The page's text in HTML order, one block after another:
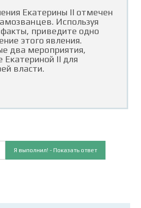
Екатерины II отмечен
Используя
факты, приведите одно
этого явления.
два мероприятия,
Екатериной II для
власти.
Я выполнил! - Показать ответ